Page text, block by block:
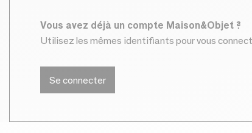
Vous avez déjà un compte Maison&Objet ?
Utilisez les mêmes identifiants pour vous
Se connecter